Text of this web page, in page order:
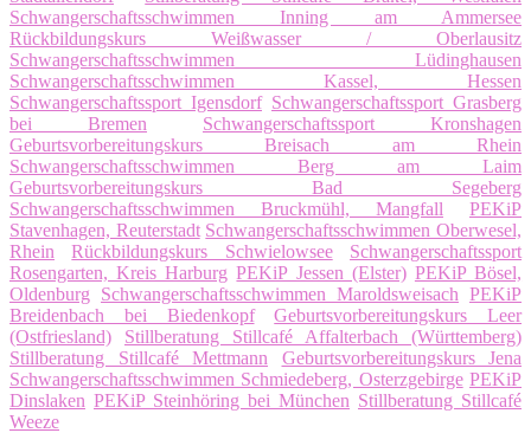
Schwangerschaftsschwimmen Inning am Ammersee
Rückbildungskurs Weißwasser / Oberlausitz
Schwangerschaftsschwimmen Lüdinghausen
Schwangerschaftsschwimmen Kassel, Hessen
Schwangerschaftssport Igensdorf Schwangerschaftssport Grasberg
bei Bremen
Schwangerschaftssport Kronshagen
Geburtsvorbereitungskurs Breisach am Rhein
Schwangerschaftsschwimmen Berg am Laim
Geburtsvorbereitungskurs Bad Segeberg
Schwangerschaftsschwimmen Bruckmühl, Mangfall
PEKiP
Stavenhagen, Reuterstadt Schwangerschaftsschwimmen Oberwesel,
Rhein
Rückbildungskurs Schwielowsee
Schwangerschaftssport
Rosengarten, Kreis Harburg PEKiP Jessen (Elster) PEKiP Bösel,
Oldenburg
Schwangerschaftsschwimmen Maroldsweisach PEKiP
Breidenbach bei Biedenkopf
Geburtsvorbereitungskurs Leer
(Ostfriesland)
Stillberatung Stillcafé Affalterbach (Württemberg)
Stillberatung Stillcafé Mettmann
Geburtsvorbereitungskurs Jena
Schwangerschaftsschwimmen Schmiedeberg, Osterzgebirge PEKiP
Dinslaken PEKiP Steinhöring bei München Stillberatung Stillcafé
Weeze